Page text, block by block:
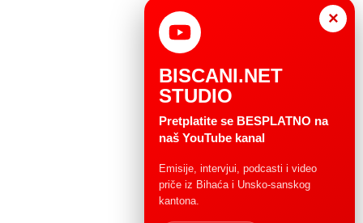
×
BISCANI.NET
STUDIO
Pretplatite se BESPLATNO na
naš YouTube kanal
Emisije, intervjui, podcasti i video
priče iz Bihaća i Unsko-sanskog
kantona.